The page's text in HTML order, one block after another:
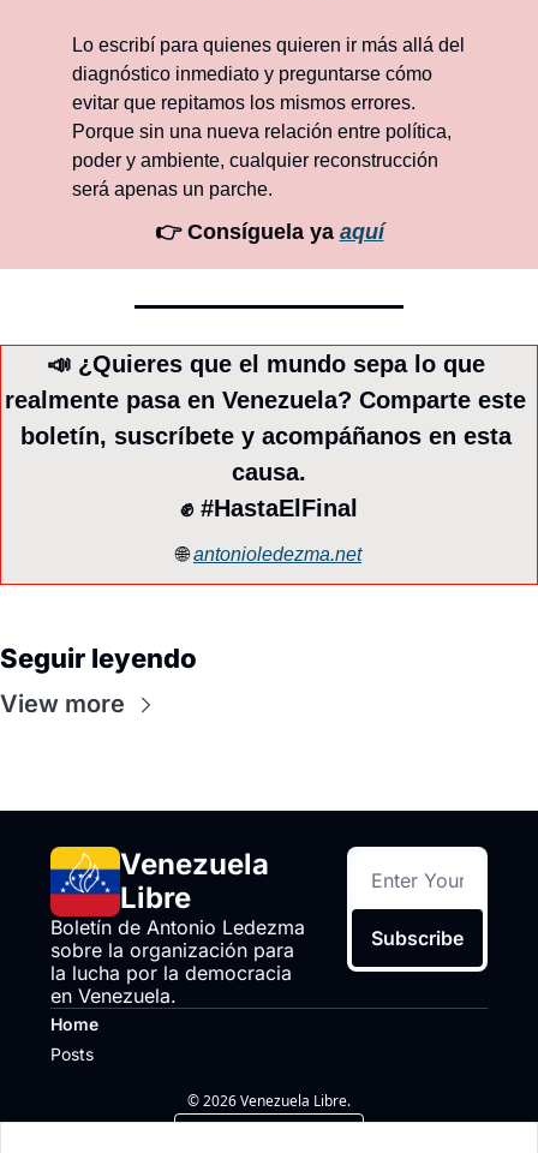
Lo escribí para quienes quieren ir más allá del
diagnóstico inmediato y preguntarse cómo
evitar que repitamos los mismos errores.
Porque sin una nueva relación entre política,
poder y ambiente, cualquier reconstrucción
será apenas un parche.
👉 Consíguela ya aquí
📣 ¿Quieres que el mundo sepa lo que
realmente pasa en Venezuela? Comparte este
boletín, suscríbete y acompáñanos en esta
causa.
✊ #HastaElFinal
🌐 antonioledezma.net
Seguir leyendo
View more
Venezuela
Libre
Boletín de Antonio Ledezma
sobre la organización para
la lucha por la democracia
en Venezuela.
Subscribe
Home
Posts
© 2026 Venezuela Libre.